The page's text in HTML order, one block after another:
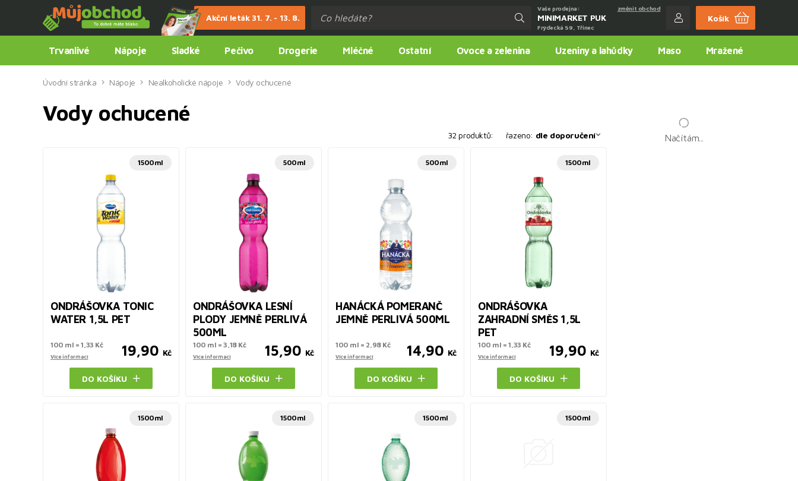
Akční leták 31. 7. - 13. 8.
Vaše prodejna: změnit obchod
MINIMARKET PUK
Frýdecká 59, Třinec
Košík
Trvanlivé Nápoje Sladké Pečivo Drogerie Mléčné Ostatní Ovoce a zelenina Uzeniny a lahůdky Maso Mražené
Úvodní stránka Nápoje Nealkoholické nápoje Vody ochucené
Vody ochucené
32 produktů: řazeno: dle doporučení
1500ml
ONDRÁŠOVKA TONIC
WATER 1,5L PET
100 ml = 1,33 Kč
Více informací 19,90 Kč
DO KOŠÍKU
500ml
ONDRÁŠOVKA LESNÍ
PLODY JEMNĚ PERLIVÁ
500ML
100 ml = 3,18 Kč
Více informací 15,90 Kč
DO KOŠÍKU
500ml
HANÁCKÁ POMERANČ
JEMNĚ PERLIVÁ 500ML
100 ml = 2,98 Kč
Více informací 14,90 Kč
DO KOŠÍKU
1500ml
ONDRÁŠOVKA
ZAHRADNÍ SMĚS 1,5L
PET
100 ml = 1,33 Kč
Více informací 19,90 Kč
DO KOŠÍKU
1500ml 1500ml 1500ml 1500ml
Načítám...